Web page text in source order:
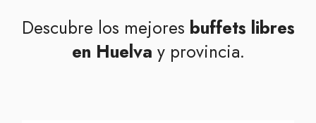
Descubre los mejores buffets libres
en Huelva y provincia.